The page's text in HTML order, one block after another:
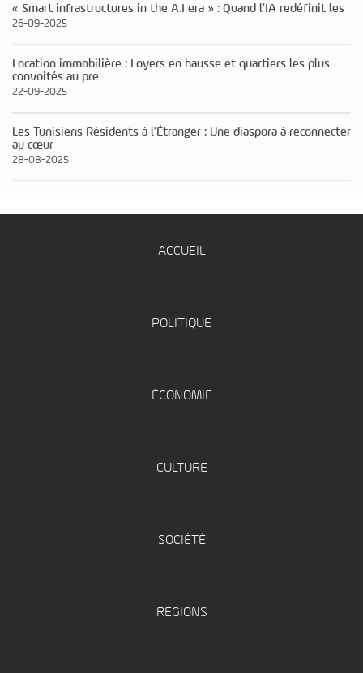
« Smart infrastructures in the A.I era » : Quand l’IA redéfinit les
26-09-2025
Location immobilière : Loyers en hausse et quartiers les plus
convoités au pre
22-09-2025
Les Tunisiens Résidents à l’Étranger : Une diaspora à reconnecter
au cœur
28-08-2025
ACCUEIL
POLITIQUE
ÉCONOMIE
CULTURE
SOCIÉTÉ
RÉGIONS